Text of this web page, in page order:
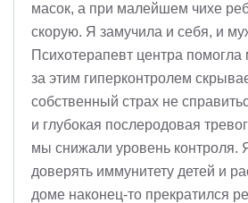
масок, а при малейшем чихе
скорую. Я замучила и себя, и
Психотерапевт центра помогла
за этим гиперконтролем
собственный страх не
и глубокая послеродовая
мы снижали уровень контроля.
доверять иммунитету детей и
доме наконец-то прекратился